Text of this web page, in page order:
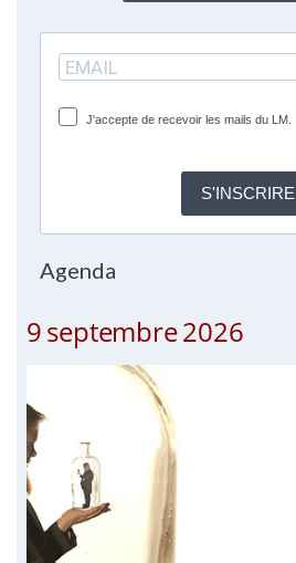
J'accepte de recevoir les mails du LM.
S'INSCRIRE
Agenda
9 septembre 2026